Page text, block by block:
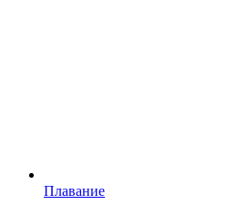
Плавание